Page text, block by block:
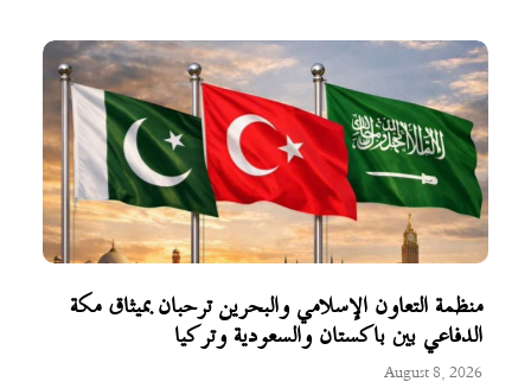
منظمة التعاون الإسلامي والبحرين ترحبان بميثاق مكة
الدفاعي بين باكستان والسعودية وتركيا
August 8, 2026